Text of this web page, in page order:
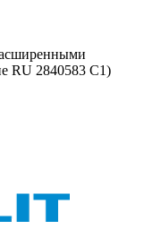
RU 2840583 C1)